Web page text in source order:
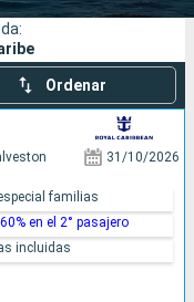
Ordenar
31/10/2026
familias
en el 2° pasajero
incluidas